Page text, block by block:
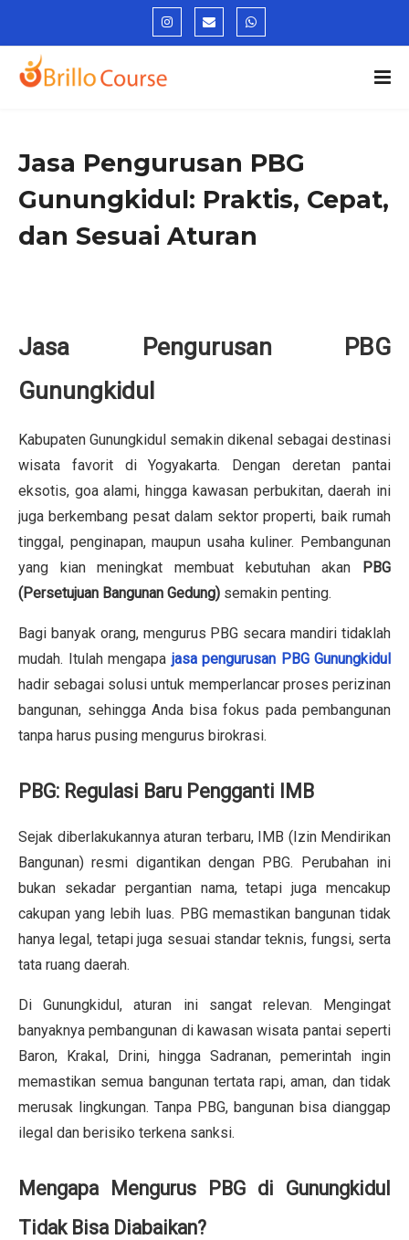
Jasa Pengurusan PBG
Gunungkidul: Praktis, Cepat,
dan Sesuai Aturan
Jasa Pengurusan PBG
Gunungkidul
Kabupaten Gunungkidul semakin dikenal sebagai destinasi
wisata favorit di Yogyakarta. Dengan deretan pantai
eksotis, goa alami, hingga kawasan perbukitan, daerah ini
juga berkembang pesat dalam sektor properti, baik rumah
tinggal, penginapan, maupun usaha kuliner. Pembangunan
yang kian meningkat membuat kebutuhan akan
PBG
(Persetujuan Bangunan Gedung) semakin penting.
Bagi banyak orang, mengurus PBG secara mandiri tidaklah
mudah. Itulah mengapa jasa pengurusan PBG Gunungkidul
hadir sebagai solusi untuk memperlancar proses perizinan
bangunan, sehingga Anda bisa fokus pada pembangunan
tanpa harus pusing mengurus birokrasi.
PBG: Regulasi Baru Pengganti IMB
Sejak diberlakukannya aturan terbaru, IMB (Izin Mendirikan
Bangunan) resmi digantikan dengan PBG. Perubahan ini
bukan sekadar pergantian nama, tetapi juga mencakup
cakupan yang lebih luas. PBG memastikan bangunan tidak
hanya legal, tetapi juga sesuai standar teknis, fungsi, serta
tata ruang daerah.
Di Gunungkidul, aturan ini sangat relevan. Mengingat
banyaknya pembangunan di kawasan wisata pantai seperti
Baron, Krakal, Drini, hingga Sadranan, pemerintah ingin
memastikan semua bangunan tertata rapi, aman, dan tidak
merusak lingkungan. Tanpa PBG, bangunan bisa dianggap
ilegal dan berisiko terkena sanksi.
Mengapa Mengurus PBG di Gunungkidul
Tidak Bisa Diabaikan?